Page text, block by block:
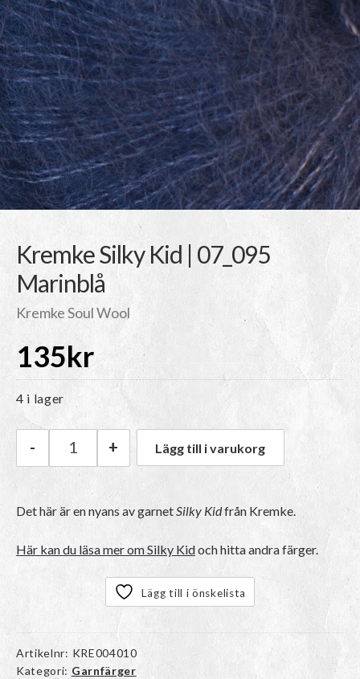
Kremke Silky Kid | 07_095
Marinblå
Kremke Soul Wool
135kr
4 i lager
Kremke Silky Kid | 07_095 Marinblå mängd
- + Lägg till i varukorg
Det här är en nyans av garnetSilky Kidfrån Kremke.
Här kan du läsa mer om Silky Kidoch hitta andra färger.
Lägg till i önskelista
Artikelnr: KRE004010
Kategori: Garnfärger